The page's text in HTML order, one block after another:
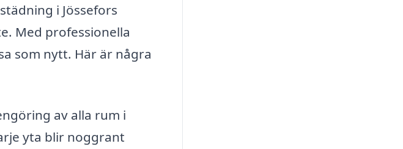
i Jössefors
Med professionella
som nytt. Här är några
av alla rum i
yta blir noggrant